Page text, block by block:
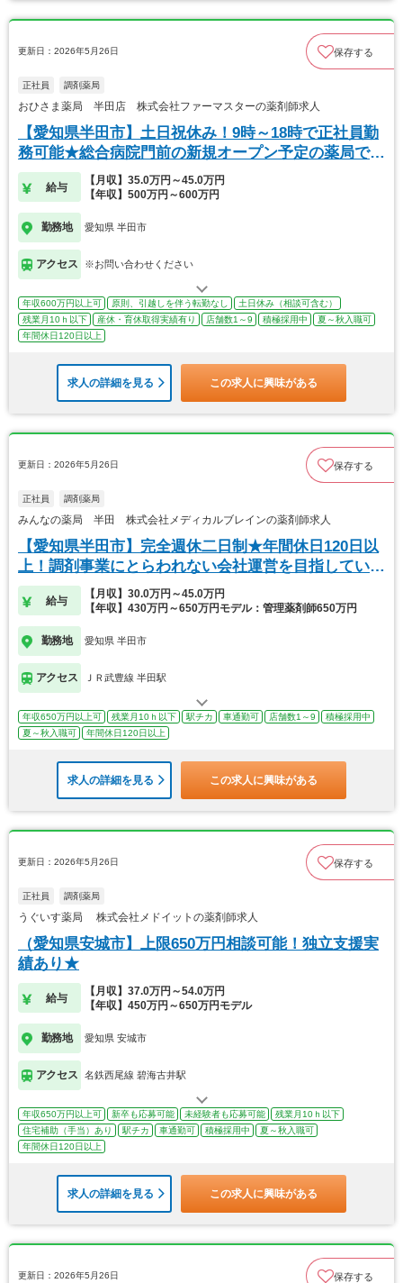
更新日：2026年5月26日 保存する
正社員 調剤薬局
おひさま薬局 半田店 株式会社ファーマスターの薬剤師求人
【愛知県半田市】土日祝休み！9時～18時で正社員勤
務可能★総合病院門前の新規オープン予定の薬局で
す！
給与
【月収】35.0万円～45.0万円
【年収】500万円～600万円
勤務地 愛知県 半田市
アクセス ※お問い合わせください
年収600万円以上可 原則、引越しを伴う転勤なし
土日休み（相談可含む）
残業月10ｈ以下
産休・育休取得実績有り 店舗数1～9 積極採用中
夏～秋入職可
年間休日120日以上
求人の詳細を見る この求人に興味がある
更新日：2026年5月26日 保存する
正社員 調剤薬局
みんなの薬局 半田 株式会社メディカルブレインの薬剤師求人
【愛知県半田市】完全週休二日制★年間休日120日以
上！調剤事業にとらわれない会社運営を目指していま
す
給与
【月収】30.0万円～45.0万円
【年収】430万円～650万円モデル：管理薬剤師650万円
勤務地 愛知県 半田市
アクセス ＪＲ武豊線 半田駅
年収650万円以上可 残業月10ｈ以下 駅チカ 車通勤可 店舗数1～9
積極採用中
夏～秋入職可
年間休日120日以上
求人の詳細を見る この求人に興味がある
更新日：2026年5月26日 保存する
正社員 調剤薬局
うぐいす薬局 株式会社メドイットの薬剤師求人
（愛知県安城市】上限650万円相談可能！独立支援実
績あり★
給与
【月収】37.0万円～54.0万円
【年収】450万円～650万円モデル
勤務地 愛知県 安城市
アクセス 名鉄西尾線 碧海古井駅
年収650万円以上可 新卒も応募可能 未経験者も応募可能
残業月10ｈ以下
住宅補助（手当）あり
駅チカ 車通勤可 積極採用中
夏～秋入職可
年間休日120日以上
求人の詳細を見る この求人に興味がある
更新日：2026年5月26日 保存する